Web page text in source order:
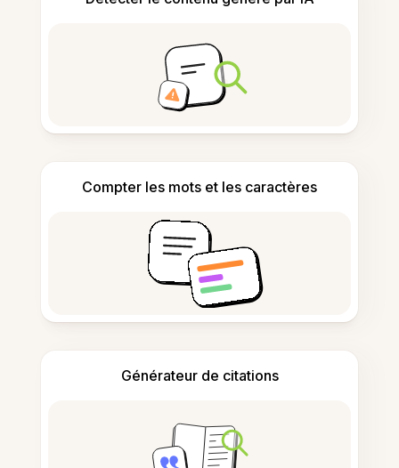
Compter les mots et les caractères
Générateur de citations